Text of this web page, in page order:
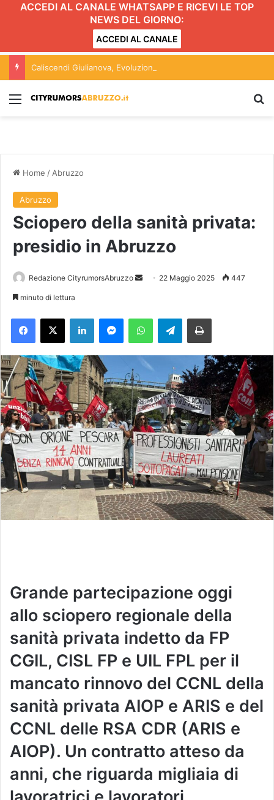
ACCEDI AL CANALE WHATSAPP E RICEVI LE TOP
NEWS DEL GIORNO:
ACCEDI AL CANALE
Menu
Home /Abruzzo
Abruzzo
Sciopero della sanità privata:
presidio in Abruzzo
Redazione CityrumorsAbruzzo
a
n
'
e
m
a
i
l
22 Maggio 2025 447
minuto di lettura
Telegram
Grande partecipazione oggi
allo sciopero regionale della
sanità privata indetto da FP
CGIL, CISL FP e UIL FPL per il
mancato rinnovo del CCNL della
sanità privata AIOP e ARIS e del
CCNL delle RSA CDR (ARIS e
AIOP). Un contratto atteso da
anni, che riguarda migliaia di